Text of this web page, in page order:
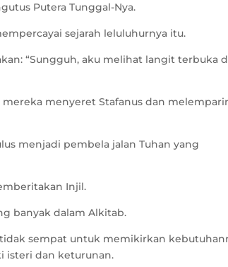
Putera Tunggal-Nya.
sejarah leluluhurnya itu.
“Sungguh, aku melihat langit terbuka
menyeret Stafanus dan
menjadi pembela jalan Tuhan yang
Injil.
banyak dalam Alkitab.
tidak sempat untuk memikirkan
isteri dan keturunan.